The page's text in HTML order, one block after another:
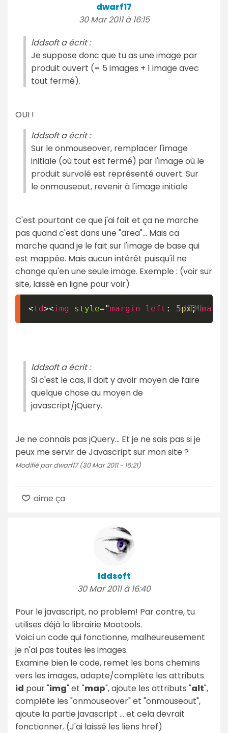
dwarf17
30 Mar 2011 à 16:15
lddsoft a écrit :
Je suppose donc que tu as une image par
produit ouvert (= 5 images + 1 image avec
tout fermé).
OUI !
lddsoft a écrit :
Sur le onmouseover, remplacer l'image
initiale (où tout est fermé) par l'image où le
produit survolé est représenté ouvert. Sur
le onmouseout, revenir à l'image initiale
C'est pourtant ce que j'ai fait et ça ne marche
pas quand c'est dans une "area"... Mais ca
marche quand je le fait sur l'image de base qui
est mappée. Mais aucun intérêt puisqu'il ne
change qu'en une seule image. Exemple : (voir sur
site, laissé en ligne pour voir)
<td><img style="margin-left : 5px;
lddsoft a écrit :
Si c'est le cas, il doit y avoir moyen de faire
quelque chose au moyen de
javascript/jQuery.
Je ne connais pas jQuery... Et je ne sais pas si je
peux me servir de Javascript sur mon site ?
Modifié par dwarf17 (30 Mar 2011 - 16:21)
aime ça
lddsoft
30 Mar 2011 à 16:40
Pour le javascript, no problem! Par contre, tu
utilises déjà la librairie Mootools.
Voici un code qui fonctionne, malheureusement
je n'ai pas toutes les images.
Examine bien le code, remet les bons chemins
vers les images, adapte/complète les attributs
id pour "img" et "map", ajoute les attributs "alt",
complète les "onmouseover" et "onmouseout",
ajoute la partie javascript ... et cela devrait
fonctionner. (J'ai laissé les liens href)